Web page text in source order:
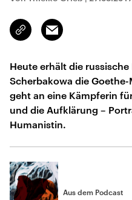
Link
kopieren/teilen
Email
Heute erhält die
Scherbakowa die Goethe-
geht an eine Kämpferin
und die Aufklärung –
Humanistin.
Aus dem Podcast